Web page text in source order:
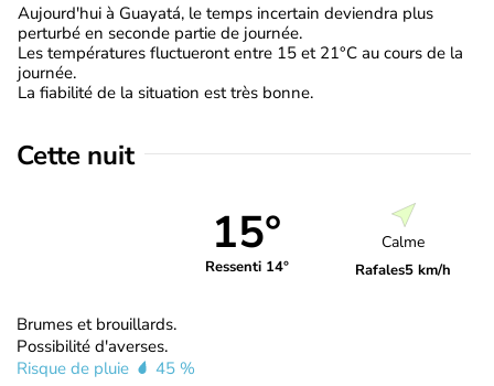
Aujourd'hui à Guayatá, le temps incertain deviendra plus
perturbé en seconde partie de journée.
Les températures fluctueront entre 15 et 21°C au cours de la
journée.
La fiabilité de la situation est très bonne.
Cette nuit
15°
Ressenti 14°
Calme
Rafales5 km/h
Brumes et brouillards.
Possibilité d'averses.
Risque de pluie
45 %